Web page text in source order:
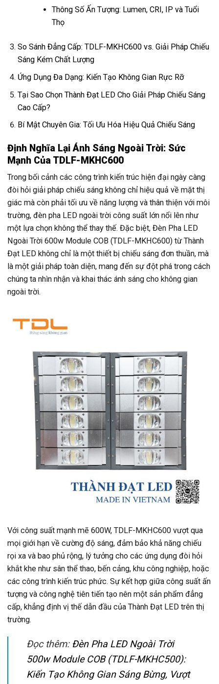
Thông Số Ấn Tượng: Lumen, CRI, IP và Tuổi
Thọ
So Sánh Đẳng Cấp: TDLF-MKHC600 vs. Giải Pháp Chiếu
Sáng Kém Chất Lượng
Ứng Dụng Đa Dạng: Kiến Tạo Không Gian Rực Rỡ
Tại Sao Chọn Thành Đạt LED Cho Giải Pháp Chiếu Sáng
Cao Cấp?
Bí Mật Chuyên Gia: Tối Ưu Hóa Hiệu Quả Chiếu Sáng
Định Nghĩa Lại Ánh Sáng Ngoài Trời: Sức
Mạnh Của TDLF-MKHC600
Trong bối cảnh các công trình kiến trúc hiện đại ngày càng
đòi hỏi giải pháp chiếu sáng không chỉ hiệu quả về mặt thị
giác mà còn phải tối ưu về năng lượng và thân thiện với môi
trường, đèn pha LED ngoài trời công suất lớn nổi lên như
một lựa chọn không thể thay thế. Đặc biệt, Đèn Pha LED
Ngoài Trời 600w Module COB (TDLF-MKHC600) từ Thành
Đạt LED không chỉ là một thiết bị chiếu sáng đơn thuần, mà
là một giải pháp toàn diện, mang đến sự đột phá trong cách
chúng ta nhìn nhận và khai thác ánh sáng cho không gian
ngoài trời.
Với công suất mạnh mẽ 600W, TDLF-MKHC600 vượt qua
mọi giới hạn về cường độ sáng, đảm bảo khả năng chiếu
rọi xa và bao phủ rộng, lý tưởng cho các ứng dụng đòi hỏi
khắt khe như sân thể thao, bến cảng, khu công nghiệp, hoặc
các công trình kiến trúc phức. Sự kết hợp giữa công suất ấn
tượng và công nghệ tiên tiến tạo nên một sản phẩm đẳng
cấp, khẳng định vị thế dẫn đầu của Thành Đạt LED trên thị
trường.
Đọc thêm: Đèn Pha LED Ngoài Trời
500w Module COB (TDLF-MKHC500):
Kiến Tạo Không Gian Sáng Bừng, Vượt